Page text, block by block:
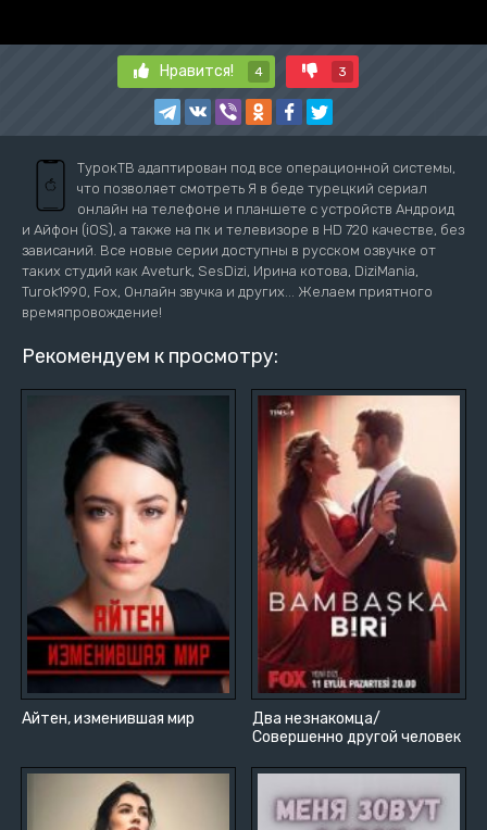
Нравится! 4 3
ТурокТВ адаптирован под все операционной системы,
что позволяет смотреть Я в беде турецкий сериал
онлайн на телефоне и планшете с устройств Андроид
и Айфон (iOS), а также на пк и телевизоре в HD 720 качестве, без
зависаний. Все новые серии доступны в русском озвучке от
таких студий как Aveturk, SesDizi, Ирина котова, DiziMania,
Turok1990, Fox, Онлайн звучка и других... Желаем приятного
времяпровождение!
Рекомендуем к просмотру:
Айтен, изменившая мир
Два незнакомца/
Совершенно другой человек